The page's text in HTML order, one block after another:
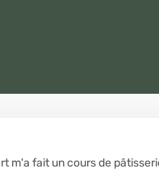
m'a fait un cours de